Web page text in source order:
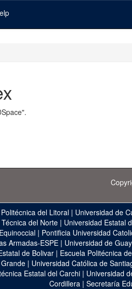
del Litoral | Universidad de
del Norte| Universidad Estatal
| Pontificia Universidad
Armadas-ESPE | Universidad de
de Bolivar| Escuela Politécnica
| Universidad Católica de
Estatal del Carchi | Universidad
Cordillera| Secretaría